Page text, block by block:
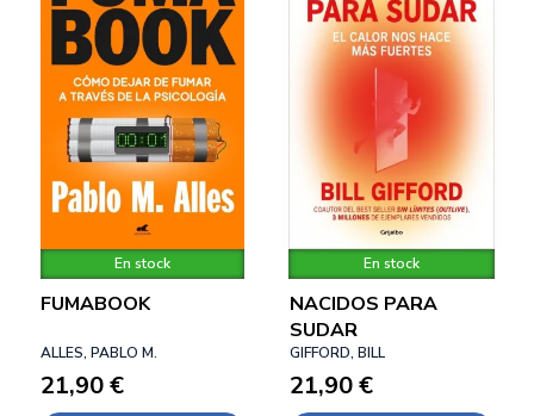
En stock
FUMABOOK
ALLES, PABLO M.
21,90 €
En stock
NACIDOS PARA
SUDAR
GIFFORD, BILL
21,90 €